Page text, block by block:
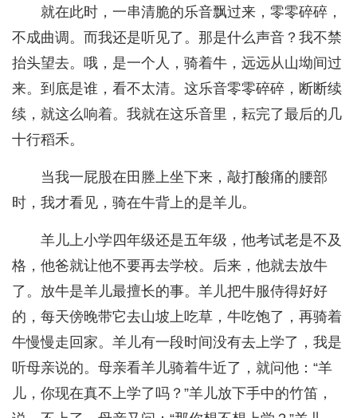
就在此时，一串清脆的乐音飘过来，零零碎碎，
不成曲调。而我还是听见了。那是什么声音？我不禁
抬头望去。哦，是一个人，骑着牛，远远从山坳间过
来。到底是谁，看不太清。这乐音零零碎碎，断断续
续，就这么响着。我就在这乐音里，耘完了最后的几
十行稻禾。
当我一屁股在田塍上坐下来，敲打酸痛的腰部
时，我才看见，骑在牛背上的是羊儿。
羊儿上小学四年级还是五年级，他考试老是不及
格，他爸就让他不要再去学校。后来，他就去放牛
了。放牛是羊儿最擅长的事。羊儿把牛服侍得好好
的，每天傍晚带它去山坡上吃草，牛吃饱了，再骑着
牛慢慢走回家。羊儿有一段时间没有去上学了，我是
听母亲说的。母亲看羊儿骑着牛近了，就问他：“羊
儿，你现在真不上学了吗？”羊儿放下手中的竹笛，